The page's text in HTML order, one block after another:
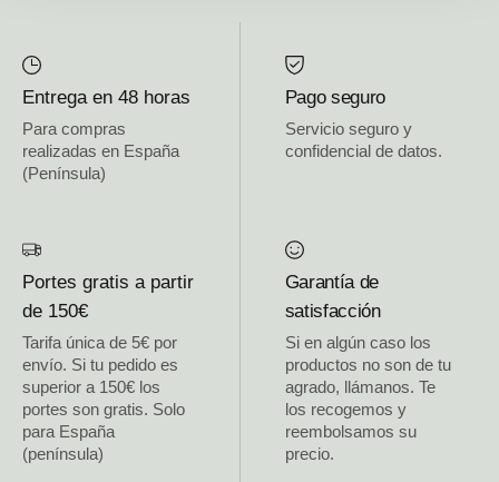
Entrega en 48 horas
Para compras
realizadas en España
(Península)
Pago seguro
Servicio seguro y
confidencial de datos.
Portes gratis a partir
de 150€
Tarifa única de 5€ por
envío. Si tu pedido es
superior a 150€ los
portes son gratis. Solo
para España
(península)
Garantía de
satisfacción
Si en algún caso los
productos no son de tu
agrado, llámanos. Te
los recogemos y
reembolsamos su
precio.